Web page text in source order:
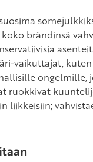
brändinsä
vaikuttajat,
ongelmille,
ruokkivat
liikkeisiin;